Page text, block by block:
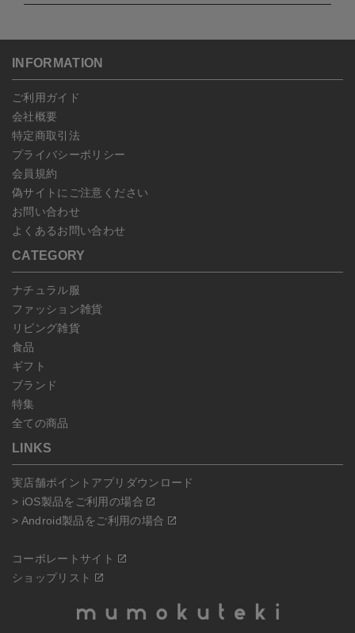
・NP後払い
沖縄：1,400円
セルは可能です。
ンセルしていただいた後、ご希望の商品のみ再度ご注文お願いしま
予約商品など一部キャンセルが出来ない場合がございます。あらか
じめご了承ください。
こちらよりご依頼ください。
INFORMATION
ご利用ガイド
会社概要
特定商取引法
プライバシーポリシー
会員規約
偽サイトにご注意ください
お問い合わせ
よくあるお問い合わせ
CATEGORY
ナチュラル服
ファッション雑貨
リビング雑貨
食品
ギフト
ブランド
特集
全ての商品
LINKS
実店舗ポイントアプリダウンロード
> iOS製品をご利用の場合
> Android製品をご利用の場合
コーポレートサイト
ショップリスト